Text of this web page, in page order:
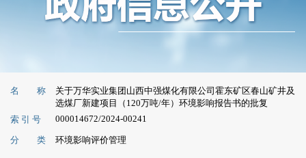
名 称
关于万华实业集团山西中强煤化有限公司霍东矿区春山矿井及
选煤厂新建项目（120万吨/年）环境影响报告书的批复
索 引 号
000014672/2024-00241
分 类 环境影响评价管理